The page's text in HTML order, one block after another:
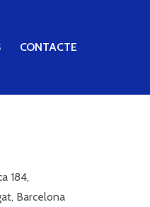
CONTACTE
184,
Barcelona